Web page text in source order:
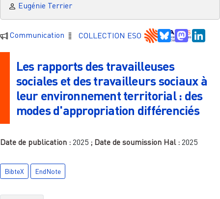
Eugénie Terrier
Communication COLLECTION ESO Bluesky
Les rapports des travailleuses
sociales et des travailleurs sociaux à
leur environnement territorial : des
modes d'appropriation différenciés
Date de publication : 2025 ; Date de soumission Hal : 2025
BibteX EndNote